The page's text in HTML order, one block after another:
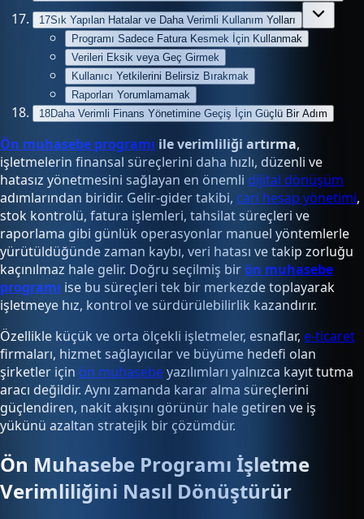
17Sık Yapılan Hatalar ve Daha Verimli Kullanım Yolları
Programı Sadece Fatura Kesmek İçin Kullanmak
Verileri Eksik veya Geç Girmek
Kullanıcı Yetkilerini Belirsiz Bırakmak
Raporları Yorumlamamak
18Daha Verimli Finans Yönetimine Geçiş İçin Güçlü Bir Adım
Ön muhasebe programı ile verimliliği artırma,
işletmelerin finansal süreçlerini daha hızlı, düzenli ve
hatasız yönetmesini sağlayan en önemli dijital dönüşüm
adımlarından biridir. Gelir-gider takibi, cari hesap yönetimi,
stok kontrolü, fatura işlemleri, tahsilat süreçleri ve
raporlama gibi günlük operasyonlar manuel yöntemlerle
yürütüldüğünde zaman kaybı, veri hatası ve takip zorluğu
kaçınılmaz hale gelir. Doğru seçilmiş birön muhasebe
programı ise bu süreçleri tek bir merkezde toplayarak
işletmeye hız, kontrol ve sürdürülebilirlik kazandırır.
Özellikle küçük ve orta ölçekli işletmeler, esnaflar, e-ticaret
firmaları, hizmet sağlayıcılar ve büyüme hedefi olan
şirketler için ön muhasebeyazılımları yalnızca kayıt tutma
aracı değildir. Aynı zamanda karar alma süreçlerini
güçlendiren, nakit akışını görünür hale getiren ve iş
yükünü azaltan stratejik bir çözümdür.
Ön Muhasebe Programı İşletme
Verimliliğini Nasıl Dönüştürür